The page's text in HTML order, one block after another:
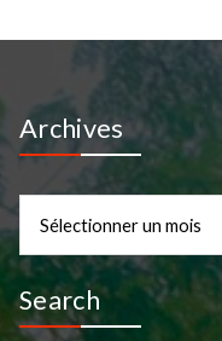
Archives
Search